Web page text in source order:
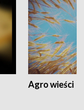
Agro wieści